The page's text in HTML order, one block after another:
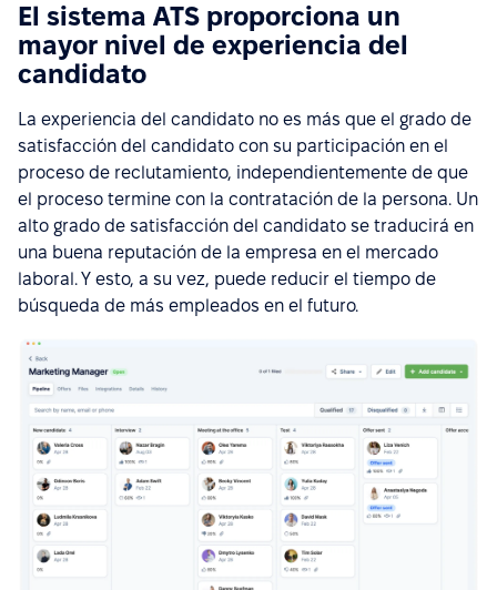
El sistema ATS proporciona un
mayor nivel de experiencia del
candidato
La experiencia del candidato no es más que el grado de
satisfacción del candidato con su participación en el
proceso de reclutamiento, independientemente de que
el proceso termine con la contratación de la persona. Un
alto grado de satisfacción del candidato se traducirá en
una buena reputación de la empresa en el mercado
laboral. Y esto, a su vez, puede reducir el tiempo de
búsqueda de más empleados en el futuro.